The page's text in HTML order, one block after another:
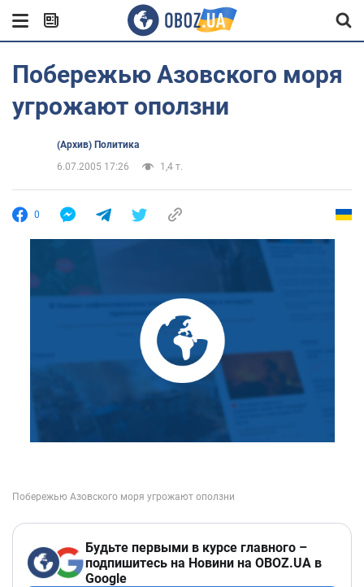
Побережью Азовского моря
угрожают оползни
(Архив) Политика
6.07.2005 17:26
1,4 т.
0
Будьте первыми в курсе главного –
подпишитесь на Новини на OBOZ.UA в
Google